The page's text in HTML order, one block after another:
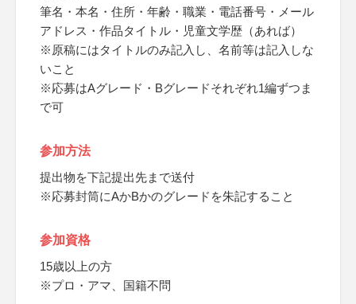
筆名・本名・住所・年齢・職業・電話番号・メール
アドレス・作品タイトル・児童文学歴（あれば）
※原稿にはタイトルのみ記入し、名前等は記入しな
いこと
※応募はAグレード・Bグレードそれぞれ1編ずつま
で可
参加方法
提出物を下記提出先まで送付
※応募封筒にAかBかのグレードを朱記すること
参加資格
15歳以上の方
※プロ・アマ、国籍不問